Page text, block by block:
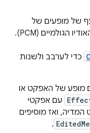
של מופעים של
שישנו את נתוני האודיו הגולמיים (PCM).
כדי לערבב ולשנות
מופע של האפקט או
עם אפקטי
המדיה, ואז מוסיפים
.